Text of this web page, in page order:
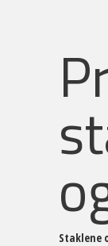
Staklene